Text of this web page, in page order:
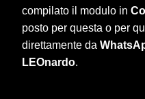
compilato il modulo in
posto per questa o per
direttamente da
LEOnardo.